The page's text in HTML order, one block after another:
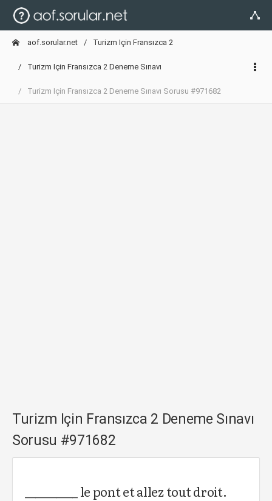
aof.sorular.net Turizm Için Fransızca 2
Turizm Için Fransızca 2 Deneme Sınavı
Turizm Için Fransızca 2 Deneme Sınavı Sorusu #971682
Turizm Için Fransızca 2 Deneme Sınavı
Sorusu #971682
__________ le pont et allez tout droit.